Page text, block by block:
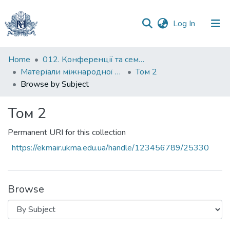
Log In (current)
Communities
&
Collections
Home
012. Конференції та семінари НаУКМА
Матеріали міжнародної науково-практичної конференції "Менеджмент та маркетинг як фактори розвитку бізнесу в умовах економіки відновлення", 18-19 квітня 2023 р.
Том 2
Browse by Subject
Том 2
Permanent URI for this collection
https://ekmair.ukma.edu.ua/handle/123456789/25330
Browse